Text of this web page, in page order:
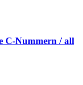
C-​Nummern / all